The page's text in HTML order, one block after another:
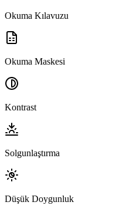
Okuma Kılavuzu
Okuma Maskesi
Kontrast
Solgunlaştırma
Düşük Doygunluk